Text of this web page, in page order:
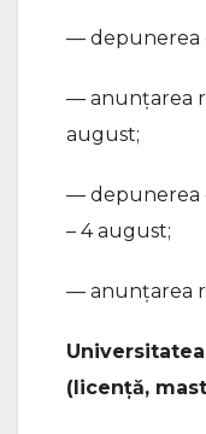
— depunerea
— anunțarea
august;
— depunerea
– 4 august;
— anunțarea
(licență,